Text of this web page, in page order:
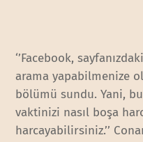
‘’Facebook,
arama yapabilmenize
bölümü sundu. Yani,
vaktinizi nasıl boşa
harcayabilirsiniz.’’